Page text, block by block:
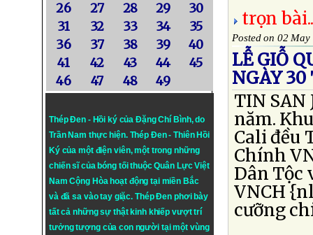
26
27 28 29
30
31
32 33 34
35
36
37 38 39
40
41
42 43 44
45
46
47 48 49
Thép Đen - Hồi ký của Đặng Chí Bình, do
Trần Nam thực hiện. Thép Đen- Thiên Hồi
Ký của một điện viên, một trong những
chiến sĩ của bóng tối thuộc Quân Lực Việt
Nam Cộng Hòa hoạt động tại miền Bắc
và đã sa vào tay giặc. Thép Đen phơi bày
tất cả những sự thật kinh khiếp vượt trí
tưởng tượng của con người tại một vùng
trọn
Posted on 02 May
LỄ GIỖ
NGÀY
TIN SAN
năm.
Cali đều
Chính
Dân Tộc
VNCH
cưỡng